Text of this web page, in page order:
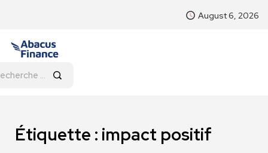
August 6, 2026
Étiquette : impact positif